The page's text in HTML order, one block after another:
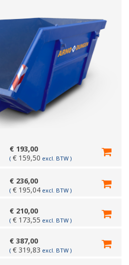
€ 193,00
(€ 159,50 excl. BTW )
€ 236,00
(€ 195,04 excl. BTW )
€ 210,00
(€ 173,55 excl. BTW )
€ 387,00
(€ 319,83 excl. BTW )